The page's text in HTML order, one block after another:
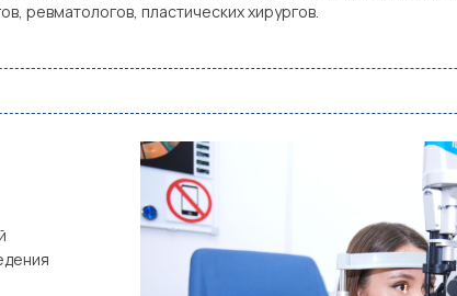
ревматологов, пластических хирургов.